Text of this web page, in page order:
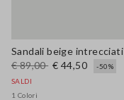
€ 89,00 € 44,50
-50%
SALDI
1 Colori